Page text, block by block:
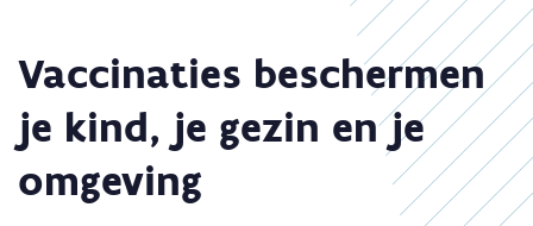
Vaccinaties beschermen
je kind, je gezin en je
omgeving